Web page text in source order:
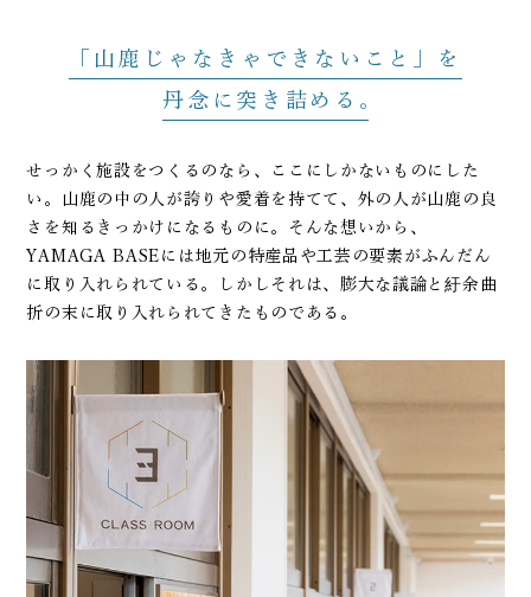
「山鹿じゃなきゃできないこと」を
丹念に突き詰める
せっかく施設をつくるのなら、ここにしかないものにした
い。山鹿の中の人が誇りや愛着を持てて、外の人が山鹿の良
さを知るきっかけになるものに。そんな想いから、
YAMAGA BASEには地元の特産品や工芸の要素がふんだん
に取り入れられている。しかしそれは、膨大な議論と紆余曲
折の末に取り入れられてきたものである。